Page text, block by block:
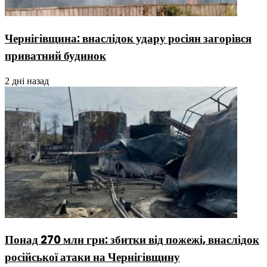
Чернігівщина: внаслідок удару росіян загорівся
приватний будинок
2 дні назад
Понад 270 млн грн: збитки від пожежі, внаслідок
російської атаки на Чернігівщину